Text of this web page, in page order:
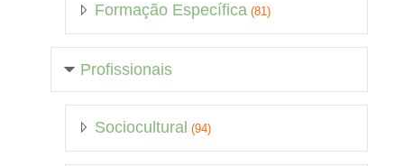
Formação Específica (81)
Profissionais
Sociocultural (94)